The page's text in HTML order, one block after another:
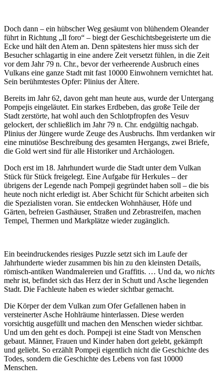
Doch dann – ein hübscher Weg gesäumt von blühendem Oleander
führt in Richtung „Il foro“ – biegt der Geschichtsbegeisterte um die
Ecke und hält den Atem an. Denn spätestens hier muss sich der
Besucher schlagartig in eine andere Zeit versetzt fühlen, in die Zeit
vor dem Jahr 79 n. Chr., bevor der verheerende Ausbruch eines
Vulkans eine ganze Stadt mit fast 10000 Einwohnern vernichtet hat.
Sein berühmtestes Opfer: Plinius der Ältere.
Bereits im Jahr 62, davon geht man heute aus, wurde der Untergang
Pompejis eingeläutet. Ein starkes Erdbeben, das große Teile der
Stadt zerstörte, hat wohl auch den Schlotpfropfen des Vesuv
gelockert, der schließlich im Jahr 79 n. Chr. endgültig nachgab.
Plinius der Jüngere wurde Zeuge des Ausbruchs. Ihm verdanken wir
eine minutiöse Beschreibung des gesamten Hergangs, zwei Briefe,
die Gold wert sind für alle Historiker und Archäologen.
Doch erst im 18. Jahrhundert wurde die Stadt unter dem Vulkan
Stück für Stück freigelegt. Eine Aufgabe für Herkules – der
übrigens der Legende nach Pompeji gegründet haben soll – die bis
heute noch nicht erledigt ist. Aber Schicht für Schicht arbeiten sich
die Spezialisten voran. Sie entdecken Wohnhäuser, Höfe und
Gärten, befreien Gasthäuser, Straßen und Zebrastreifen, machen
Tempel, Thermen und Markplätze wieder zugänglich.
Ein beeindruckendes riesiges Puzzle setzt sich im Laufe der
Jahrhunderte wieder zusammen bis hin zu den kleinsten Details,
römisch-antiken Wandmalereien und Graffitis. … Und da, wo nichts
mehr ist, befindet sich das Herz der in Schutt und Asche liegenden
Stadt. Die Fachleute haben es wieder sichtbar gemacht.
Die Körper der dem Vulkan zum Ofer Gefallenen haben in
versteinerter Asche Hohlräume hinterlassen. Diese werden
vorsichtig ausgefüllt und machen den Menschen wieder sichtbar.
Und um den geht es doch. Pompeji ist eine Stadt von Menschen
gebaut. Männer, Frauen und Kinder haben dort gelebt, gekämpft
und geliebt. So erzählt Pompeji eigentlich nicht die Geschichte des
Todes, sondern die Geschichte des Lebens von fast 10000
Menschen.